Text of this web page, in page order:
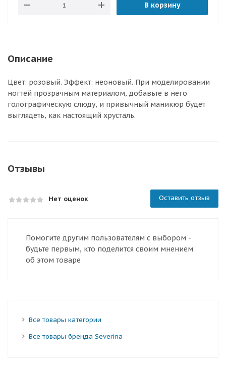
В корзину
Описание
Цвет: розовый. Эффект: неоновый. При моделировании
ногтей прозрачным материалом, добавьте в него
голографическую слюду, и привычный маникюр будет
выглядеть, как настоящий хрусталь.
Отзывы
Нет оценок Оставить отзыв
Помогите другим пользователям с выбором -
будьте первым, кто поделится своим мнением
об этом товаре
Все товары категории
Все товары бренда Severina